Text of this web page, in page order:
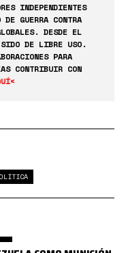
INDEPENDIENTES
GUERRA CONTRA
DESDE EL
SIDO DE LIBRE USO.
PARA
CONTRIBUIR CON